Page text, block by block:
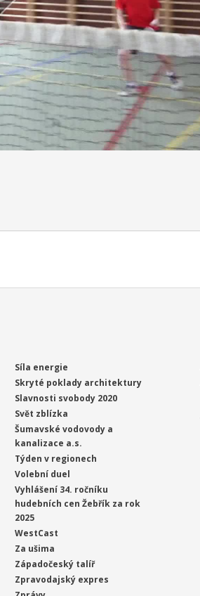
Síla energie
Skryté poklady architektury
Slavnosti svobody 2020
Svět zblízka
Šumavské vodovody a
kanalizace a.s.
Týden v regionech
Volební duel
Vyhlášení 34. ročníku
hudebních cen Žebřík za rok
2025
WestCast
Za ušima
Západočeský talíř
Zpravodajský expres